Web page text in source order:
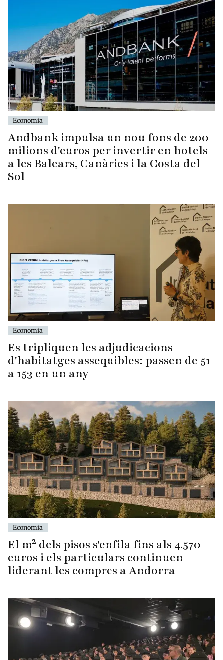
Economia
Andbank impulsa un nou fons de 200
milions d'euros per invertir en hotels
a les Balears, Canàries i la Costa del
Sol
Economia
Es tripliquen les adjudicacions
d'habitatges assequibles: passen de 51
a 153 en un any
Economia
El m² dels pisos s'enfila fins als 4.570
euros i els particulars continuen
liderant les compres a Andorra